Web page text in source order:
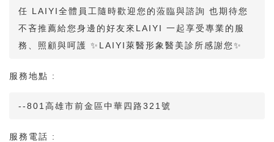
任 LAIYI全體員工隨時歡迎您的蒞臨與諮詢 也期待您
不吝推薦給您身邊的好友來LAIYI 一起享受專業的服
務、照顧與呵護 ✨LAIYI萊醫形象醫美診所感謝您✨
服務地點 :
--801高雄市前金區中華四路321號
服務電話 :